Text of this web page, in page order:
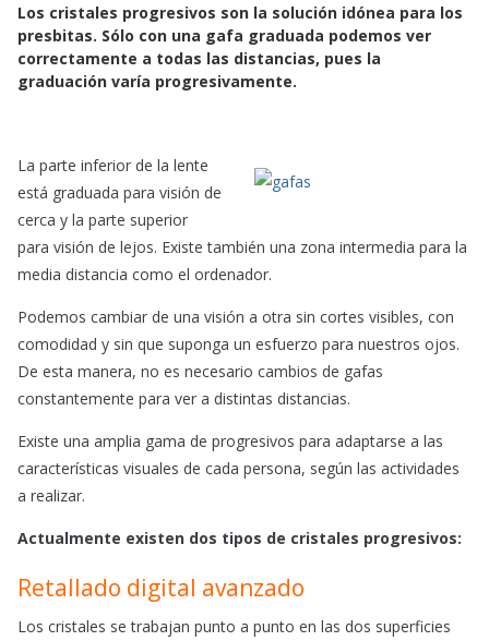
c
e
b
a
t
s
a
i
Los cristales progresivos son la solución idónea para los
presbitas. Sólo con una gafa graduada podemos ver
correctamente a todas las distancias, pues la
graduación varía progresivamente.
La parte inferior de la lente
está graduada para visión de
cerca y la parte superior
para visión de lejos. Existe también una zona intermedia para la
media distancia como el ordenador.
Podemos cambiar de una visión a otra sin cortes visibles, con
comodidad y sin que suponga un esfuerzo para nuestros ojos.
De esta manera, no es necesario cambios de gafas
constantemente para ver a distintas distancias.
Existe una amplia gama de progresivos para adaptarse a las
características visuales de cada persona, según las actividades
a realizar.
Actualmente existen dos tipos de cristales progresivos:
Retallado digital avanzado
Los cristales se trabajan punto a punto en las dos superficies